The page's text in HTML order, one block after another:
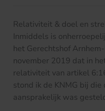
Relativiteit & doel en
Inmiddels is
het Gerechtshof
november 2019 dat in
relativiteit van artikel
stond ik de KNMG bij
aansprakelijk was